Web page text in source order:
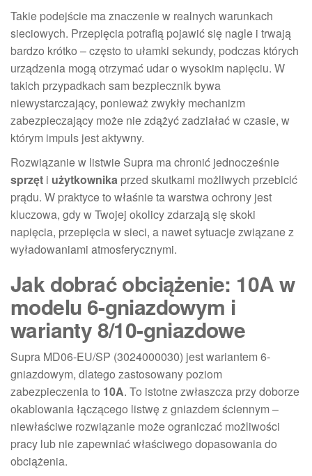
Takie podejście ma znaczenie w realnych warunkach
sieciowych. Przepięcia potrafią pojawić się nagle i trwają
bardzo krótko – często to ułamki sekundy, podczas których
urządzenia mogą otrzymać udar o wysokim napięciu. W
takich przypadkach sam bezpiecznik bywa
niewystarczający, ponieważ zwykły mechanizm
zabezpieczający może nie zdążyć zadziałać w czasie, w
którym impuls jest aktywny.
Rozwiązanie w listwie Supra ma chronić jednocześnie
sprzęt i użytkownika przed skutkami możliwych przebicić
prądu. W praktyce to właśnie ta warstwa ochrony jest
kluczowa, gdy w Twojej okolicy zdarzają się skoki
napięcia, przepięcia w sieci, a nawet sytuacje związane z
wyładowaniami atmosferycznymi.
Jak dobrać obciążenie: 10A w
modelu 6-gniazdowym i
warianty 8/10-gniazdowe
Supra MD06-EU/SP (3024000030) jest wariantem 6-
gniazdowym, dlatego zastosowany poziom
zabezpieczenia to 10A. To istotne zwłaszcza przy doborze
okablowania łączącego listwę z gniazdem ściennym –
niewłaściwe rozwiązanie może ograniczać możliwości
pracy lub nie zapewniać właściwego dopasowania do
obciążenia.